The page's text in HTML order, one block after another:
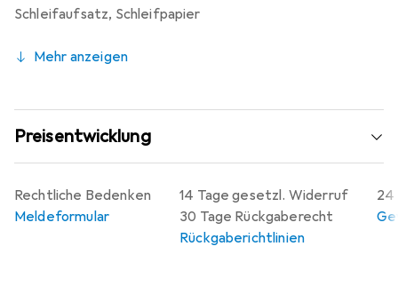
Schleifaufsatz, Schleifpapier
Mehr anzeigen
Preisentwicklung
14 Tage gesetzl. Widerruf
30 Tage Rückgaberecht
Rückgaberichtlinien
24
Rechtliche Bedenken
Meldeformular